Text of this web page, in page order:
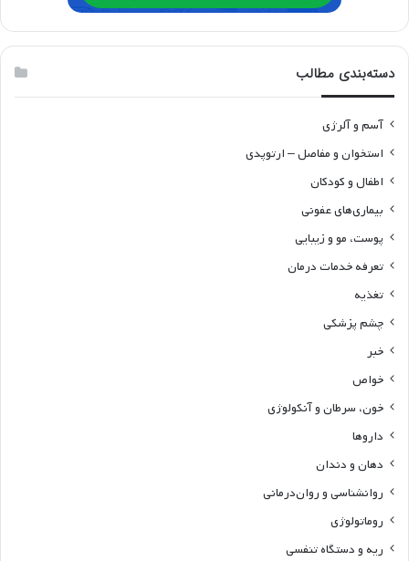
دسته‌بندی مطالب
آسم و آلرژی
استخوان و مفاصل – ارتوپدی
اطفال و کودکان
بیماری‌های عفونی
پوست، مو و زیبایی
تعرفه خدمات درمان
تغذیه
چشم پزشکی
خبر
خواص
خون، سرطان و آنکولوژی
داروها
دهان و دندان
روانشناسی و روان‌درمانی
روماتولوژی
ریه و دستگاه تنفسی